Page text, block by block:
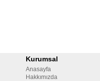
Kurumsal
Anasayfa
Hakkımızda